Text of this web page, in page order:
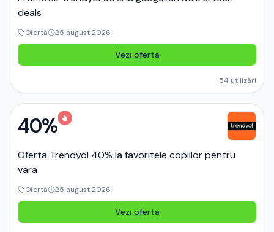
deals
Ofertă 25 august 2026
Vezi oferta
54 utilizări
40%
Oferta Trendyol 40% la favoritele copiilor pentru
vara
Ofertă 25 august 2026
Vezi oferta